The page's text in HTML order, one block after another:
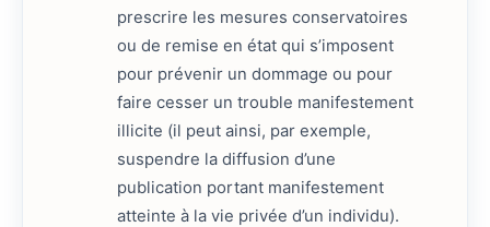
prescrire les mesures conservatoires
ou de remise en état qui s’imposent
pour prévenir un dommage ou pour
faire cesser un trouble manifestement
illicite (il peut ainsi, par exemple,
suspendre la diffusion d’une
publication portant manifestement
atteinte à la vie privée d’un individu).